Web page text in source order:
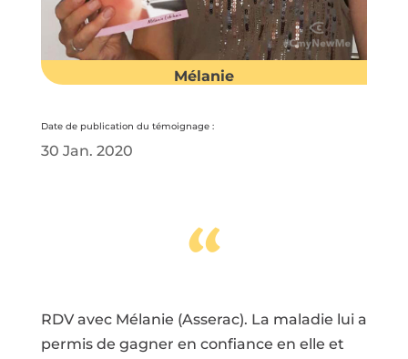
Mélanie
Date de publication du témoignage :
30 Jan. 2020
“
RDV avec Mélanie (Asserac). La maladie lui a
permis de gagner en confiance en elle et